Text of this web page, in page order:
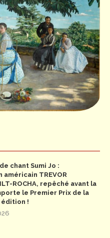
chant Sumi Jo :
américain TREVOR
ROCHA, repêché avant la
le Premier Prix de la
édition !